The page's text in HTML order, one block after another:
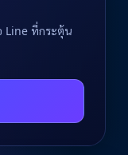
Line ที่กระตุ้น